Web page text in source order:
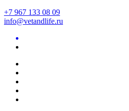
+7 967 133 08 09
info@vetandlife.ru